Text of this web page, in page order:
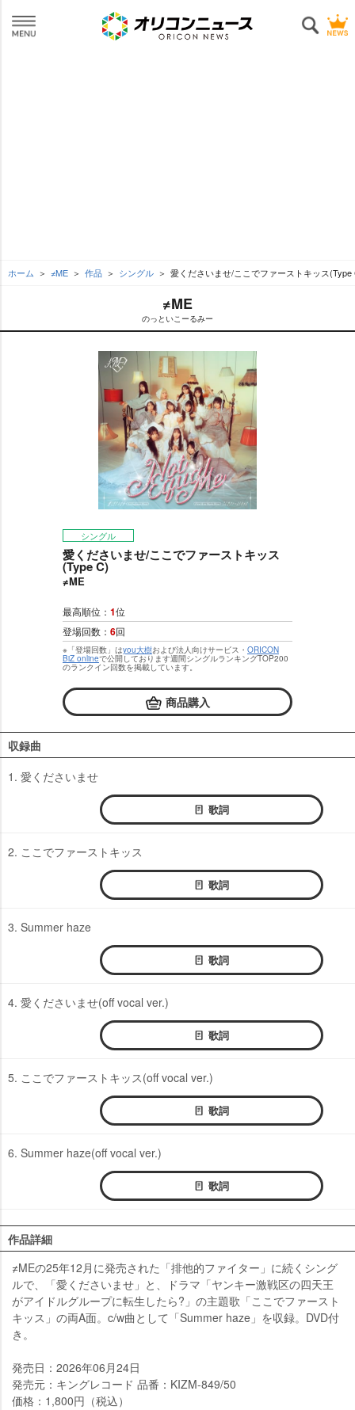
ホーム ≠ME 作品 シングル 愛くださいませ/ここでファーストキッス(Type
≠ME
のっといこーるみー
シングル
愛くださいませ/ここでファーストキッス
(Type C)
≠ME
最高順位： 1位
登場回数： 6回
※「登場回数」はyou大樹および法人向けサービス・ ORICON
BiZ onlineで公開しております週間シングルランキングTOP200
のランクイン回数を掲載しています。
商品購入
収録曲
1. 愛くださいませ
歌詞
2. ここでファーストキッス
歌詞
3. Summer haze
歌詞
4. 愛くださいませ(off vocal ver.)
歌詞
5. ここでファーストキッス(off vocal ver.)
歌詞
6. Summer haze(off vocal ver.)
歌詞
作品詳細
≠MEの25年12月に発売された「排他的ファイター」に続くシング
ルで、「愛くださいませ」と、ドラマ「ヤンキー激戦区の四天王
がアイドルグループに転生したら?」の主題歌「ここでファースト
キッス」の両A面。c/w曲として「Summer haze」を収録。DVD付
き。
発売日：2026年06月24日
発売元：キングレコード 品番：KIZM-849/50
価格：1,800円（税込）